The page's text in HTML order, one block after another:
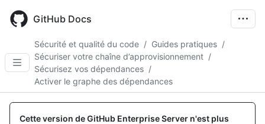
main
GitHub Docs
Sécurité et qualité du code / Guides pratiques /
Sécuriser votre chaîne d’approvisionnement /
Sécurisez vos dépendances /
Activer le graphe des dépendances
Cette version de GitHub Enterprise Server n'est plus